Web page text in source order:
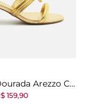
Sandália Dourada Arezzo Couro Salto Bloco Detalhe Nó
159,90